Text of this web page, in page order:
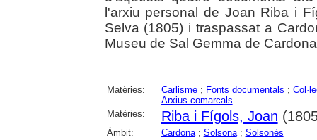
l'arxiu personal de Joan Riba i
Selva (1805) i traspassat a
Museu de Sal Gemma de
Matèries: Carlisme; Fonts documentals ;
Arxius comarcals
Matèries:
Riba i Fígols, Joan
Àmbit: Cardona; Solsona; Solsonès